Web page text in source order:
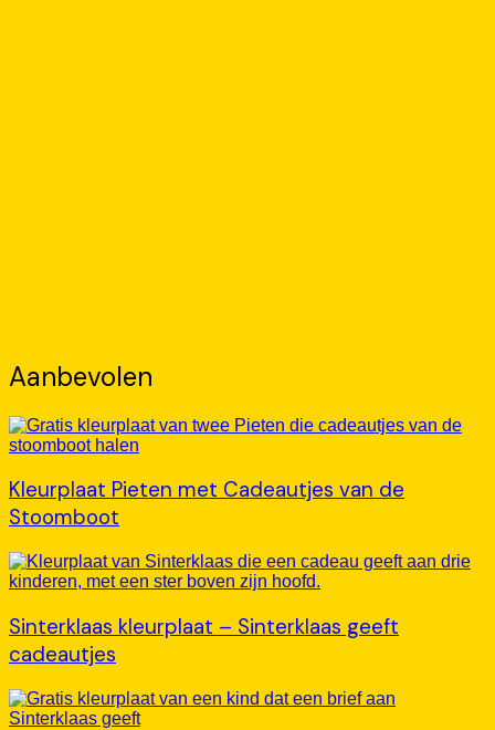
Aanbevolen
Kleurplaat Pieten met Cadeautjes van de
Stoomboot
Sinterklaas kleurplaat – Sinterklaas geeft
cadeautjes